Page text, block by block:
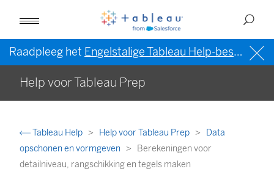
Raadpleeg het Engelstalige Tableau Help-bestand (VS)
Help voor Tableau Prep
Tableau Help Help voor Tableau Prep
Data
opschonen en vormgeven
Berekeningen voor
detailniveau, rangschikking en tegels maken